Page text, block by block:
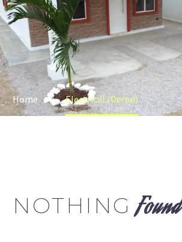
Home Electrical (Demo)
NOTHING Found